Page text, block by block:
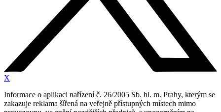
X
Informace o aplikaci nařízení č. 26/2005 Sb. hl. m. Prahy, kterým se
zakazuje reklama šířená na veřejně přístupných místech mimo